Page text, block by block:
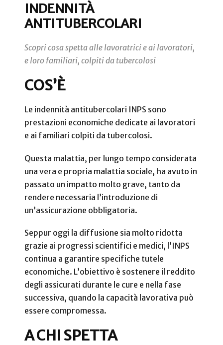
INDENNITÀ
ANTITUBERCOLARI
Scopri cosa spetta alle lavoratrici e ai lavoratori,
e loro familiari, colpiti da tubercolosi
COS’È
Le indennità antitubercolari INPS sono
prestazioni economiche dedicate ai lavoratori
e ai familiari colpiti da tubercolosi.
Questa malattia, per lungo tempo considerata
una vera e propria malattia sociale, ha avuto in
passato un impatto molto grave, tanto da
rendere necessaria l’introduzione di
un’assicurazione obbligatoria.
Seppur oggi la diffusione sia molto ridotta
grazie ai progressi scientifici e medici, l’INPS
continua a garantire specifiche tutele
economiche. L’obiettivo è sostenere il reddito
degli assicurati durante le cure e nella fase
successiva, quando la capacità lavorativa può
essere compromessa.
A CHI SPETTA